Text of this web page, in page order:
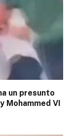
un presunto
Mohammed VI